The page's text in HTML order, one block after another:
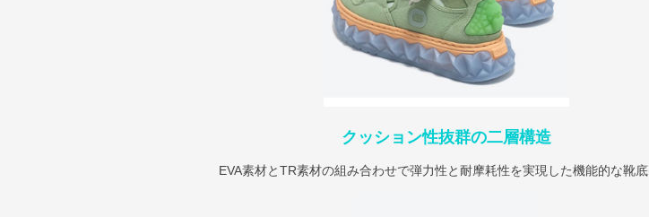
クッション性抜群の二層構造
EVA素材とTR素材の組み合わせで弾力性と耐摩耗性を実現した機能的な靴底